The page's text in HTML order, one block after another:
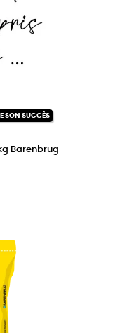
SON SUCCÈS
Barenbrug